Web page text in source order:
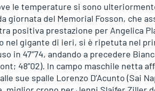
le temperature si sono
giornata del Memorial Fosson, che
positiva prestazione per Angelica
nel gigante di ieri, si è ripetuta nel
in 47”74, andando a precedere
48”02). In campo maschile netta
sue spalle Lorenzo D’Acunto (Sai